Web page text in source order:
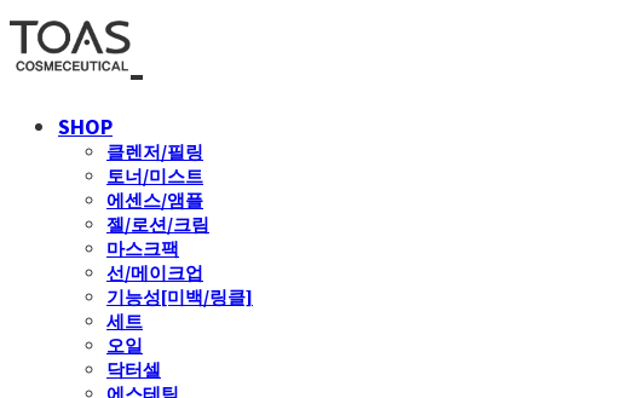
SHOP
클렌저/필링
토너/미스트
에센스/앰플
젤/로션/크림
마스크팩
선/메이크업
기능성[미백/링클]
세트
오일
닥터셀